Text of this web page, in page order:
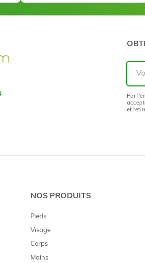
Votre
e-
mail
Par
et
NOS PRODUITS
Pieds
Visage
Corps
Mains